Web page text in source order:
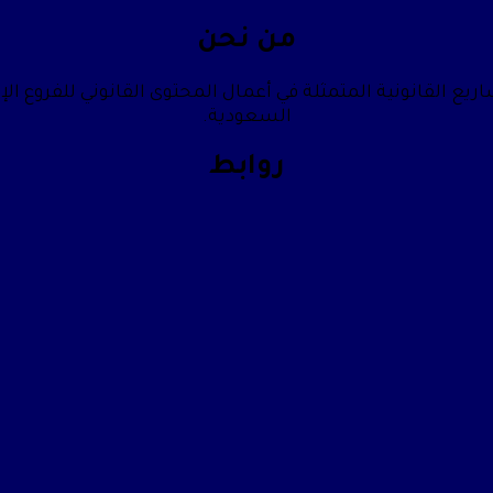
من نحن
القانونية المتمثلة في أعمال المحتوى القانوني للفروع
السعودية.
روابط